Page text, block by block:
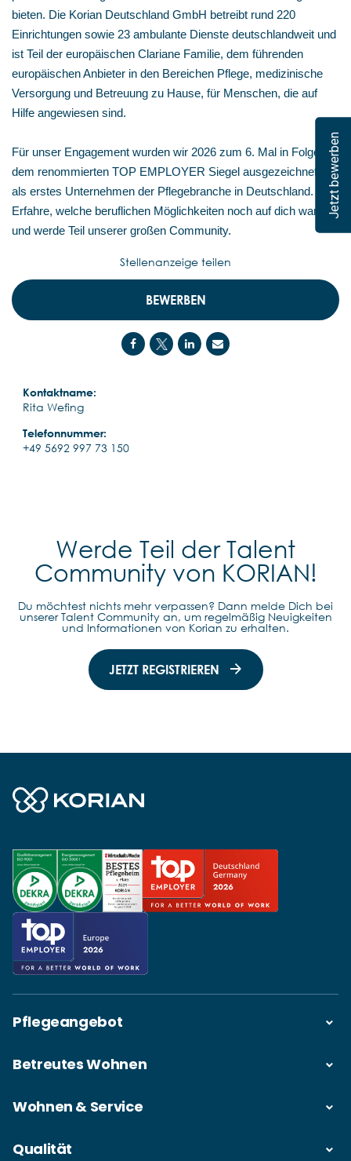
Jetzt bewerben
bieten. Die Korian Deutschland GmbH betreibt rund 220
Einrichtungen sowie 23 ambulante Dienste deutschlandweit und
ist Teil der europäischen Clariane Familie, dem führenden
europäischen Anbieter in den Bereichen Pflege, medizinische
Versorgung und Betreuung zu Hause, für Menschen, die auf
Hilfe angewiesen sind.
Für unser Engagement wurden wir 2026 zum 6. Mal in Folge mit
dem renommierten TOP EMPLOYER Siegel ausgezeichnet –
als erstes Unternehmen der Pflegebranche in Deutschland.
Erfahre, welche beruflichen Möglichkeiten noch auf dich warten,
und werde Teil unserer großen Community.
BEWERBEN
Kontaktname:
Rita Wefing
Telefonnummer:
+49 5692 997 73 150
Stellenanzeige teilen
Werde Teil der Talent
Community von KORIAN!
Du möchtest nichts mehr verpassen? Dann melde Dich bei
unserer Talent Community an, um regelmäßig Neuigkeiten
und Informationen von Korian zu erhalten.
JETZT REGISTRIEREN
Pflegeangebot
Betreutes Wohnen
Wohnen & Service
Qualität